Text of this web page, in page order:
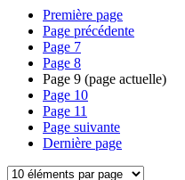
Première page
Page précédente
Page 7
Page 8
Page 9 (page actuelle)
Page 10
Page 11
Page suivante
Dernière page